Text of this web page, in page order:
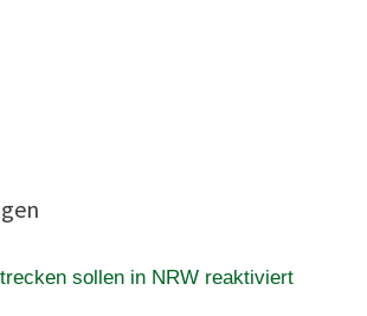
sollen in NRW reaktiviert